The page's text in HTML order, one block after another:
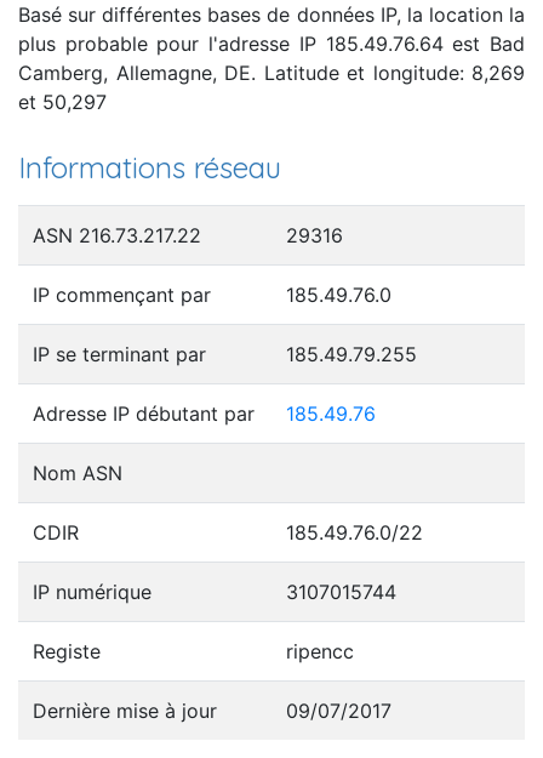
Basé sur différentes bases de données IP, la location la
plus probable pour l'adresse IP 185.49.76.64 est Bad
Camberg, Allemagne, DE. Latitude et longitude: 8,269
et 50,297
Informations réseau
ASN 216.73.217.22 29316
IP commençant par 185.49.76.0
IP se terminant par 185.49.79.255
Adresse IP débutant par 185.49.76
Nom ASN
CDIR 185.49.76.0/22
IP numérique 3107015744
Registe ripencc
Dernière mise à jour 09/07/2017